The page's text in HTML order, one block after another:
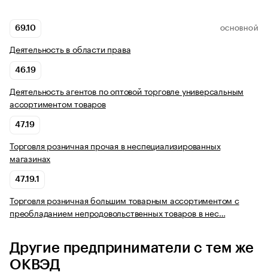
69.10 ОСНОВНОЙ
Деятельность в области права
46.19
Деятельность агентов по оптовой торговле универсальным
ассортиментом товаров
47.19
Торговля розничная прочая в неспециализированных
магазинах
47.19.1
Торговля розничная большим товарным ассортиментом с
преобладанием непродовольственных товаров в нес…
Другие предприниматели с тем же
ОКВЭД